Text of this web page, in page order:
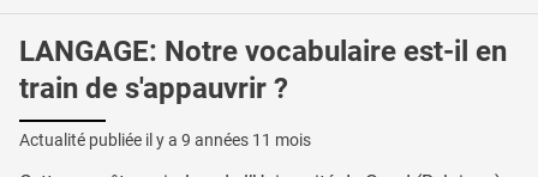
LANGAGE: Notre vocabulaire est-il en
train de s'appauvrir ?
Actualité publiée il y a 9 années 11 mois